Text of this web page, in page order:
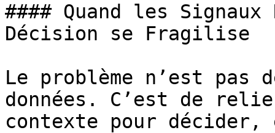
#### Quand les
Décision se Fragilise
Le problème n’est
données. C’est de
contexte pour